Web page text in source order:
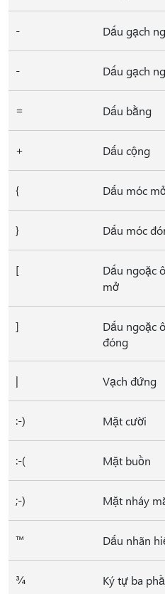
- Dấu gạch
- Dấu gạch
= Dấu bằng
+ Dấu cộng
{ Dấu móc
} Dấu móc
[
Dấu ngoặc
mở
]
Dấu ngoặc
đóng
| Vạch đứng
:-) Mặt cười
:-( Mặt buồn
;-) Mặt nháy
™ Dấu nhãn
¾ Ký tự ba